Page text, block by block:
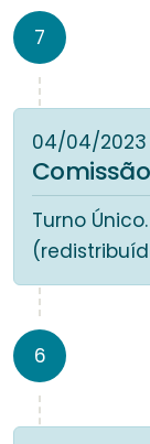
7
04/04/2023
Turno
6